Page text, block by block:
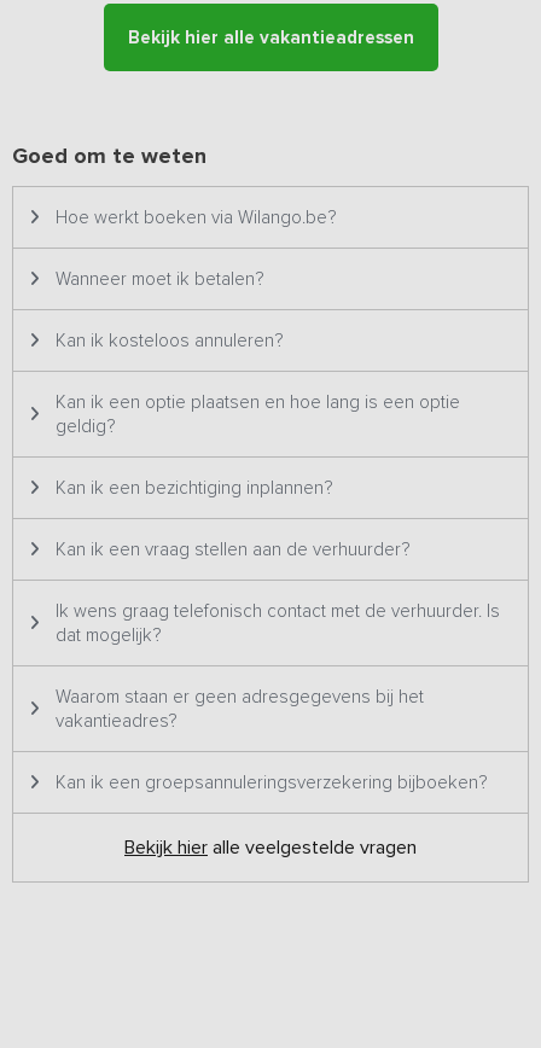
persoons hottub in een voormalige Wadboei – behoort tot de
exclusieve uitrusting van het vakantieadres. Iedere ochtend
in alle rust van een comfortabel wellnessgevoel. Tezamen met de
rustgevende omgeving ervaar je hier in alle luxe het echte
Hollandse vakantiegevoel!
Bekijk hier alle vakantieadressen
Goed om te weten
Hoe werkt boeken via Wilango.be?
Wanneer moet ik betalen?
Kan ik kosteloos annuleren?
Kan ik een optie plaatsen en hoe lang is een optie
geldig?
Kan ik een bezichtiging inplannen?
Kan ik een vraag stellen aan de verhuurder?
Ik wens graag telefonisch contact met de verhuurder. Is
dat mogelijk?
Waarom staan er geen adresgegevens bij het
vakantieadres?
Kan ik een groepsannuleringsverzekering bijboeken?
Bekijk hier alle veelgestelde vragen